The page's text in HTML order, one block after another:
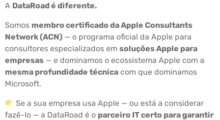
A DataRoad é diferente.
Somos membro certificado da Apple Consultants
Network (ACN) — o programa oficial da Apple para
consultores especializados em soluções Apple para
empresas — e dominamos o ecossistema Apple com a
mesma profundidade técnica com que dominamos
Microsoft.
Se a sua empresa usa Apple — ou está a considerar
fazê-lo — a DataRoad é o parceiro IT certo para garantir